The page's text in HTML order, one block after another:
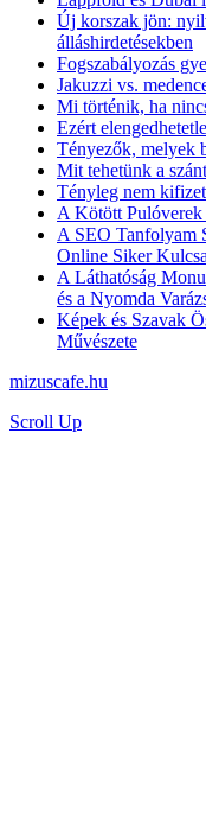
Új korszak jön:
álláshirdetésekben
Fogszabályozás
Jakuzzi vs.
Mi történik, ha
Ezért
Tényezők, melyek
Mit tehetünk a
Tényleg nem
A Kötött Pulóverek
A SEO Tanfolyam
Online Siker Kulcsa
A Láthatóság
és a Nyomda
Képek és Szavak
Művészete
mizuscafe.hu
Scroll Up